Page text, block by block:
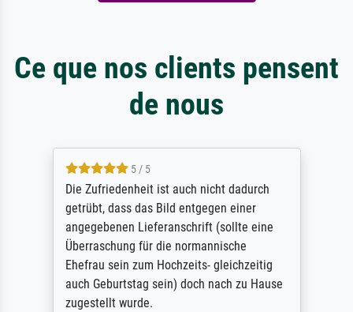
Ce que nos clients pensent
de nous
5 / 5
Die Zufriedenheit ist auch nicht dadurch
getrübt, dass das Bild entgegen einer
angegebenen Lieferanschrift (sollte eine
Überraschung für die normannische
Ehefrau sein zum Hochzeits- gleichzeitig
auch Geburtstag sein) doch nach zu Hause
zugestellt wurde.